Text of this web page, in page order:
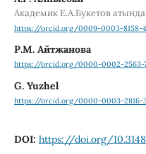
Академик Е.А.Букетов
https://orcid.org/0009-0003-8158-
Р.М. Айтжанова
https://orcid.org/0000-0002-2563-
G. Yuzhel
https://orcid.org/0000-0003-2816-
DOI: https://doi.org/